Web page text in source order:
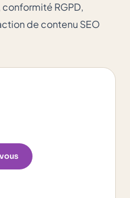
RGPD,
de contenu SEO